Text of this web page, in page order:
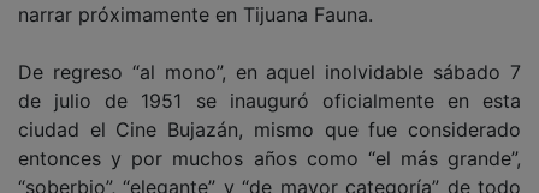
narrar próximamente en Tijuana Fauna.
De regreso “al mono”, en aquel inolvidable sábado 7
de julio de 1951 se inauguró oficialmente en esta
ciudad el Cine Bujazán, mismo que fue considerado
entonces y por muchos años como “el más grande”,
“soberbio”, “elegante” y “de mayor categoría” de todo